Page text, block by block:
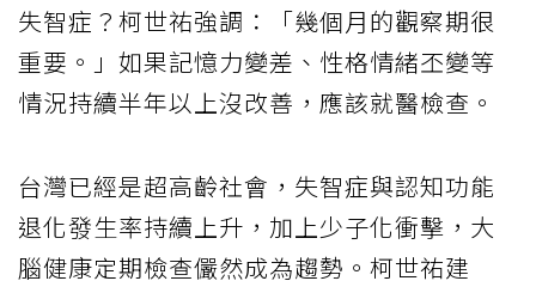
失智症？柯世祐強調：「幾個月的觀察期很
重要。」如果記憶力變差、性格情緒丕變等
情況持續半年以上沒改善，應該就醫檢查。
台灣已經是超高齡社會，失智症與認知功能
退化發生率持續上升，加上少子化衝擊，大
腦健康定期檢查儼然成為趨勢。柯世祐建